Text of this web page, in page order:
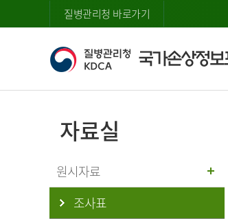
질병관리청 바로가기
자료실
원시자료
조사표